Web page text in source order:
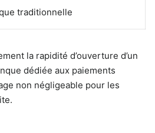
traditionnelle
la rapidité d’ouverture d’un
dédiée aux paiements
non négligeable pour les